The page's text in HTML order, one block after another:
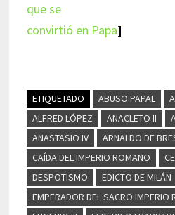
que se
convirtió en Papa]
ETIQUETADO ABUSO PAPAL
ALFRED LÓPEZ
ANACLETO II
ANASTASIO IV
ARNALDO DE
CAÍDA DEL IMPERIO ROMANO
DESPOTISMO
EDICTO DE MILÁN
EMPERADOR DEL SACRO IMPERIO